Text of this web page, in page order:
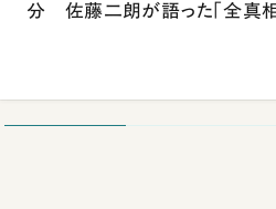
分 佐藤二朗が語った「全真相